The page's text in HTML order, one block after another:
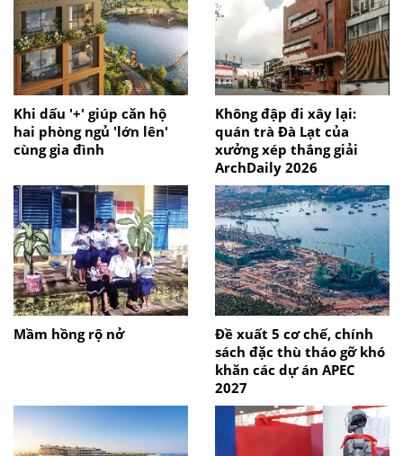
Khi dấu '+' giúp căn hộ
hai phòng ngủ 'lớn lên'
cùng gia đình
Không đập đi xây lại:
quán trà Đà Lạt của
xưởng xép thắng giải
ArchDaily 2026
Mầm hồng rộ nở
Đề xuất 5 cơ chế, chính
sách đặc thù tháo gỡ khó
khăn các dự án APEC
2027